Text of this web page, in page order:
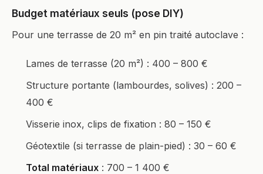
Budget matériaux seuls (pose DIY)
Pour une terrasse de 20 m² en pin traité autoclave :
Lames de terrasse (20 m²) : 400 – 800 €
Structure portante (lambourdes, solives) : 200 –
400 €
Visserie inox, clips de fixation : 80 – 150 €
Géotextile (si terrasse de plain-pied) : 30 – 60 €
Total matériaux : 700 – 1 400 €